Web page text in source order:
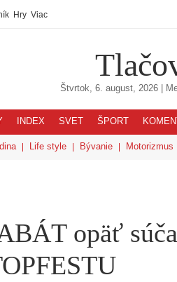
Hry Viac
Štvrtok, 6. august, 2026|
INDEX SVET ŠPORT
Life style Bývanie Motorizmus
opäť